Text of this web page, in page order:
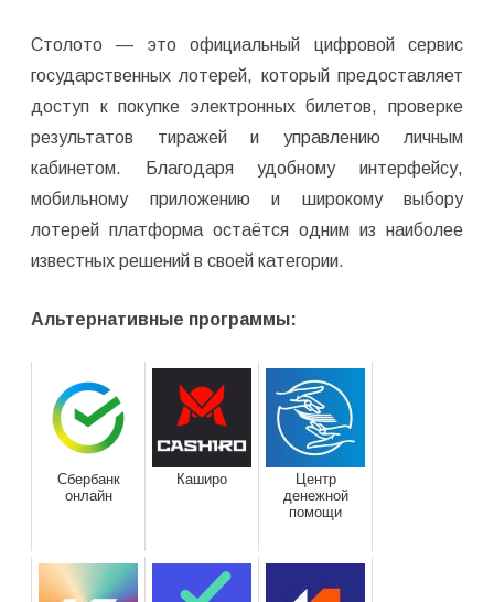
Столото — это официальный цифровой сервис
государственных лотерей, который предоставляет
доступ к покупке электронных билетов, проверке
результатов тиражей и управлению личным
кабинетом. Благодаря удобному интерфейсу,
мобильному приложению и широкому выбору
лотерей платформа остаётся одним из наиболее
известных решений в своей категории.
Альтернативные программы:
Сбербанк
онлайн
Каширо
Центр
денежной
помощи